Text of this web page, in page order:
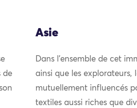
de
Asie
Dans l’ensemble de cet
ainsi que les explorateurs,
mutuellement influencés
textiles aussi riches que